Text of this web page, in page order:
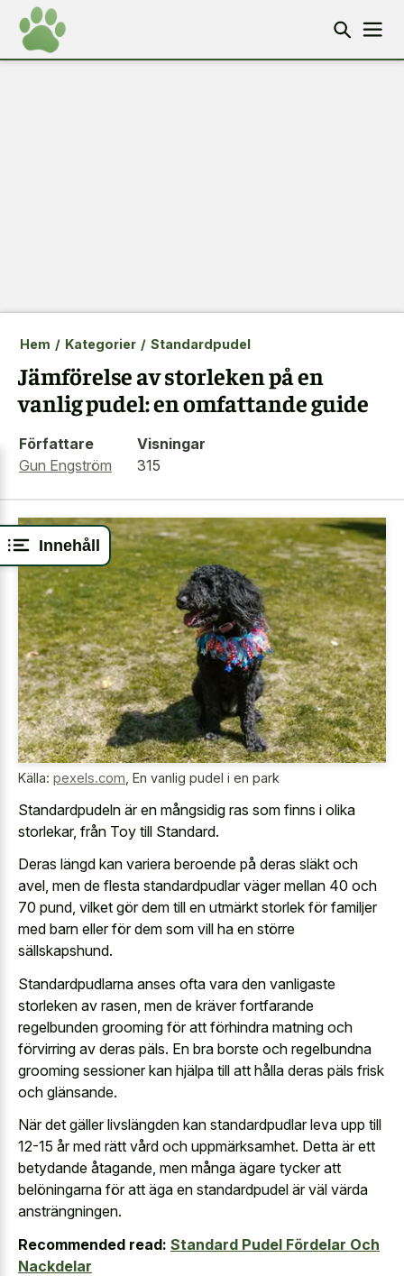
Innehåll
Hem / Kategorier / Standardpudel
Jämförelse av storleken på en
vanlig pudel: en omfattande guide
Författare
Gun Engström
Visningar
315
Källa: pexels.com En vanlig pudel i en park
Standardpudeln är en mångsidig ras som finns i olika
storlekar, från Toy till Standard.
Deras längd kan variera beroende på deras släkt och
avel, men de flesta standardpudlar väger mellan 40 och
70 pund, vilket gör dem till en utmärkt storlek för familjer
med barn eller för dem som vill ha en större
sällskapshund.
Standardpudlarna anses ofta vara den vanligaste
storleken av rasen, men de kräver fortfarande
regelbunden grooming för att förhindra matning och
förvirring av deras päls. En bra borste och regelbundna
grooming sessioner kan hjälpa till att hålla deras päls frisk
och glänsande.
När det gäller livslängden kan standardpudlar leva upp till
12-15 år med rätt vård och uppmärksamhet. Detta är ett
betydande åtagande, men många ägare tycker att
belöningarna för att äga en standardpudel är väl värda
ansträngningen.
Recommended read: Standard Pudel Fördelar Och
Nackdelar